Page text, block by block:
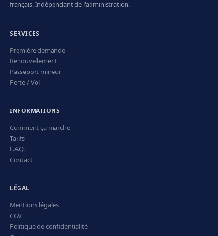
français. Indépendant de l'administration.
SERVICES
Première demande
Renouvellement
Passeport mineur
Perte / Vol
INFORMATIONS
Comment ça marche
Tarifs
F.A.Q.
Contact
LÉGAL
Mentions légales
CGV
Politique de confidentialité